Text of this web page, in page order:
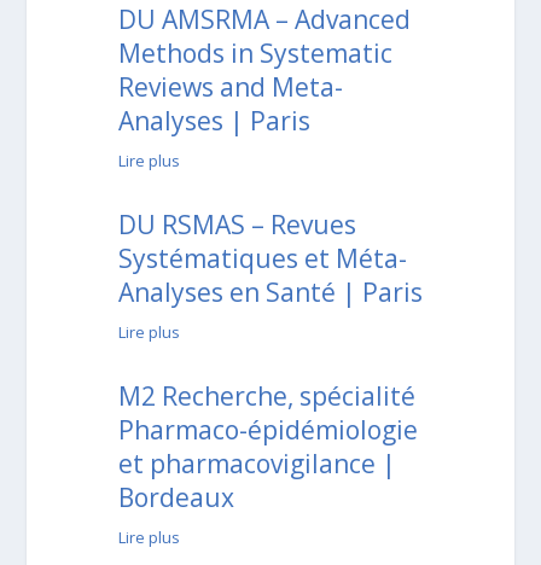
DU AMSRMA – Advanced
Methods in Systematic
Reviews and Meta-
Analyses | Paris
Lire plus
DU RSMAS – Revues
Systématiques et Méta-
Analyses en Santé | Paris
Lire plus
M2 Recherche, spécialité
Pharmaco-épidémiologie
et pharmacovigilance |
Bordeaux
Lire plus